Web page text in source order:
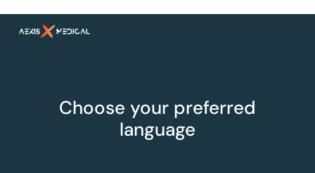
Choose your preferred
language